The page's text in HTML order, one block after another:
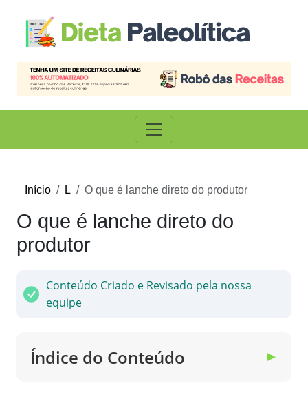
Início L O que é lanche direto do produtor
O que é lanche direto do
produtor
Conteúdo Criado e Revisado pela nossa
equipe
Índice do Conteúdo ▼